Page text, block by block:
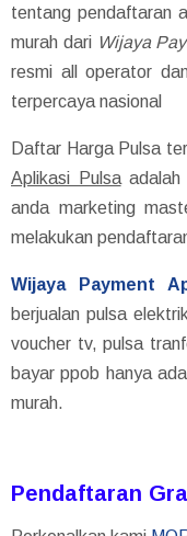
tentang pendaftaran
murah dariWijaya
resmi all operator
terpercaya nasional
Daftar Harga Pulsa
Aplikasi Pulsaadalah
anda marketing
melakukan
Wijaya Payment
berjualan pulsa
voucher tv, pulsa
bayar ppob hanya
murah.
Pendaftaran